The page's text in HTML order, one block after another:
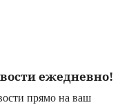
ежедневно!
прямо на ваш